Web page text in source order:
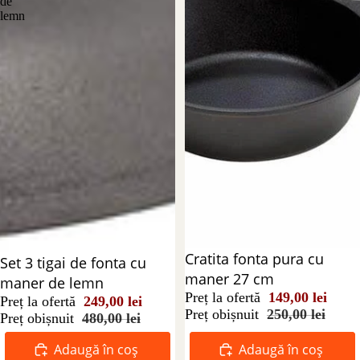
lemn
Reducere 48%
Set 3 tigai de fonta cu
maner de lemn
Preț la ofertă 249,00 lei
Preț obișnuit 480,00 lei
Adaugă în coș
Reducere 40%
Cratita fonta pura cu
maner 27 cm
Preț la ofertă 149,00 lei
Preț obișnuit 250,00 lei
Adaugă în coș